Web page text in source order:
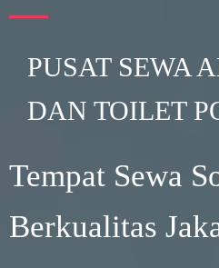
PUSAT SEWA
DAN TOILET
Tempat Sewa
Berkualitas